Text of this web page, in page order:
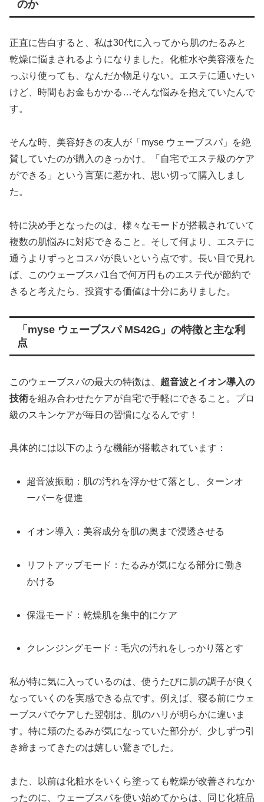
のか
正直に告白すると、私は30代に入ってから肌のたるみと
乾燥に悩まされるようになりました。化粧水や美容液をた
っぷり使っても、なんだか物足りない。エステに通いたい
けど、時間もお金もかかる…そんな悩みを抱えていたんで
す。
そんな時、美容好きの友人が「myse ウェーブスパ」を絶
賛していたのが購入のきっかけ。「自宅でエステ級のケア
ができる」という言葉に惹かれ、思い切って購入しまし
た。
特に決め手となったのは、様々なモードが搭載されていて
複数の肌悩みに対応できること。そして何より、エステに
通うよりずっとコスパが良いという点です。長い目で見れ
ば、このウェーブスパ1台で何万円ものエステ代が節約で
きると考えたら、投資する価値は十分にありました。
「myse ウェーブスパ MS42G」の特徴と主な利
点
このウェーブスパの最大の特徴は、 超音波とイオン導入の
技術を組み合わせたケアが自宅で手軽にできること。プロ
級のスキンケアが毎日の習慣になるんです！
具体的には以下のような機能が搭載されています：
超音波振動：肌の汚れを浮かせて落とし、ターンオ
ーバーを促進
イオン導入：美容成分を肌の奥まで浸透させる
リフトアップモード：たるみが気になる部分に働き
かける
保湿モード：乾燥肌を集中的にケア
クレンジングモード：毛穴の汚れをしっかり落とす
私が特に気に入っているのは、使うたびに肌の調子が良く
なっていくのを実感できる点です。例えば、寝る前にウェ
ーブスパでケアした翌朝は、肌のハリが明らかに違いま
す。特に頬のたるみが気になっていた部分が、少しずつ引
き締まってきたのは嬉しい驚きでした。
また、以前は化粧水をいくら塗っても乾燥が改善されなか
ったのに、ウェーブスパを使い始めてからは、同じ化粧品